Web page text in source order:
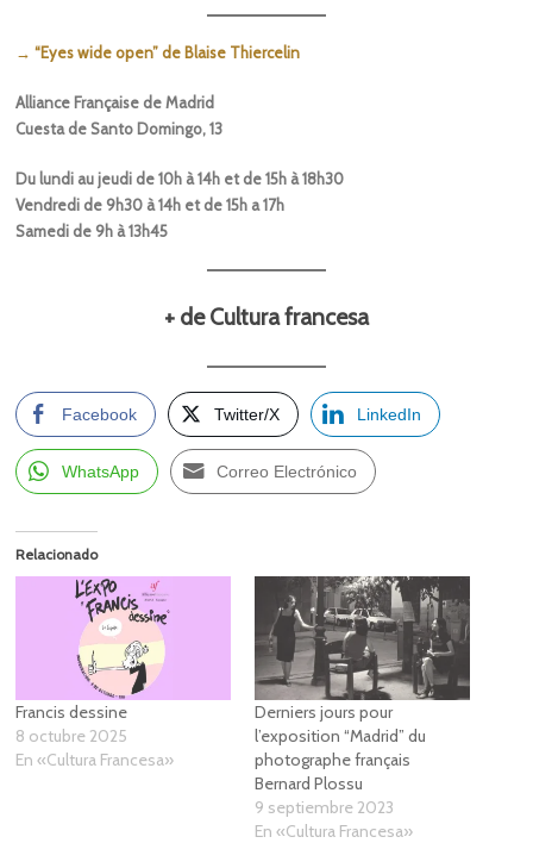
→ “Eyes wide open” de Blaise Thiercelin
Alliance Française de Madrid
Cuesta de Santo Domingo, 13
Du lundi au jeudi de 10h à 14h et de 15h à 18h30
Vendredi de 9h30 à 14h et de 15h a 17h
Samedi de 9h à 13h45
+ de Cultura francesa
Facebook Twitter/X LinkedIn
WhatsApp Correo Electrónico
Relacionado
Francis dessine
8 octubre 2025
En «Cultura Francesa»
Derniers jours pour
l’exposition “Madrid” du
photographe français
Bernard Plossu
9 septiembre 2023
En «Cultura Francesa»